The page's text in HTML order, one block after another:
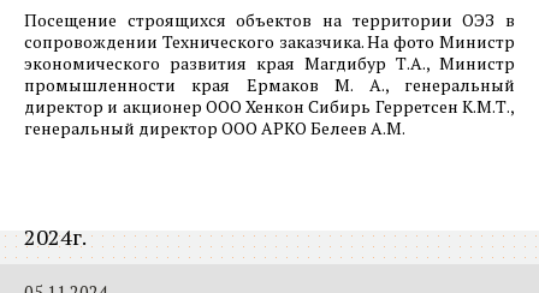
Завершающая фаза строительства первого
этапа машиностроительного предприятия ООО
«Хенкон Сибирь».
06.01.2025
2024г.
Посещение строящихся объектов на территории ОЭЗ в
сопровождении Технического заказчика. На фото Министр
экономического развития края Магдибур Т.А., Министр
промышленности края Ермаков М. А., генеральный
директор и акционер ООО Хенкон Сибирь Герретсен К.М.Т.,
генеральный директор ООО АРКО Белеев А.М.